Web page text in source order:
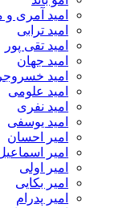
امید آمری
امید ترابی
امید تقی پور
امید جهان
امید
امید علومی
امید نفری
امید یوسفی
امیر احسان
امیر
امیر اولی
امیر بکایی
امیر پدرام